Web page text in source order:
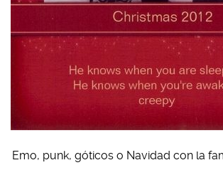
Emo, punk, góticos o Navidad con la